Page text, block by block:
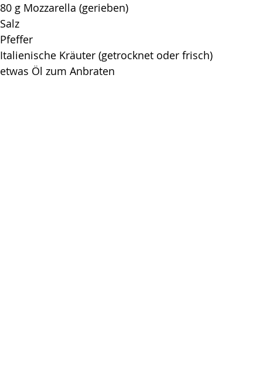
80 g Mozzarella (gerieben)
Salz
Pfeffer
Italienische Kräuter (getrocknet oder frisch)
etwas Öl zum Anbraten